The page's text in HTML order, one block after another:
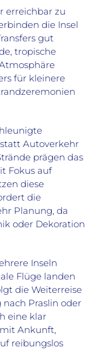
erreichbar zu
die Insel
gut
tropische
für kleinere
Autoverkehr
prägen das
Fokus auf
diese
die
Planung, da
oder Dekoration
Inseln
Flüge landen
die Weiterreise
Praslin oder
eine klar
Ankunft,
reibungslos